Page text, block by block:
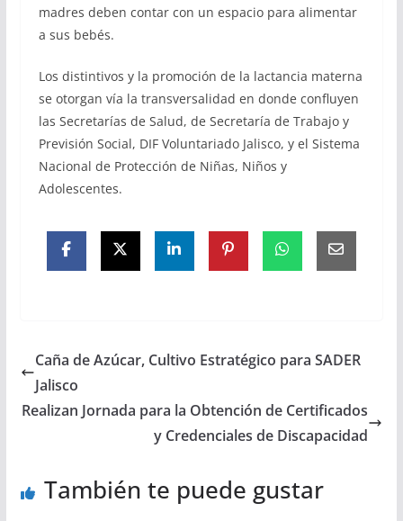
madres deben contar con un espacio para alimentar
a sus bebés.
Los distintivos y la promoción de la lactancia materna
se otorgan vía la transversalidad en donde confluyen
las Secretarías de Salud, de Secretaría de Trabajo y
Previsión Social, DIF Voluntariado Jalisco, y el Sistema
Nacional de Protección de Niñas, Niños y
Adolescentes.
Caña de Azúcar, Cultivo Estratégico para SADER
Jalisco
Realizan Jornada para la Obtención de Certificados
y Credenciales de Discapacidad
También te puede gustar